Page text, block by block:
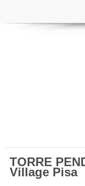
TORRE
Village Pisa